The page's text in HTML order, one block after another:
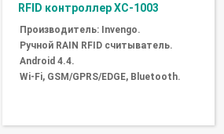
RFID контроллер XC-1003
Производитель: Invengo.
Ручной RAIN RFID считыватель.
Android 4.4.
Wi-Fi, GSM/GPRS/EDGE, Bluetooth.